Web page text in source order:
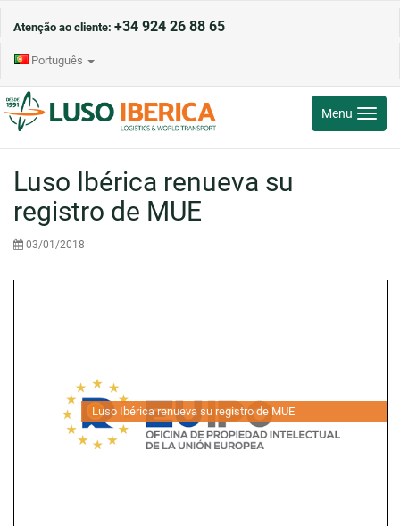
Atenção ao cliente: +34 924 26 88 65
Português
Toggle
Menu
Luso Ibérica renueva su
registro de MUE
03/01/2018
Luso Ibérica renueva su registro de MUE